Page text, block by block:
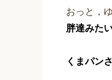
おっと，
胖達みた
くまパン